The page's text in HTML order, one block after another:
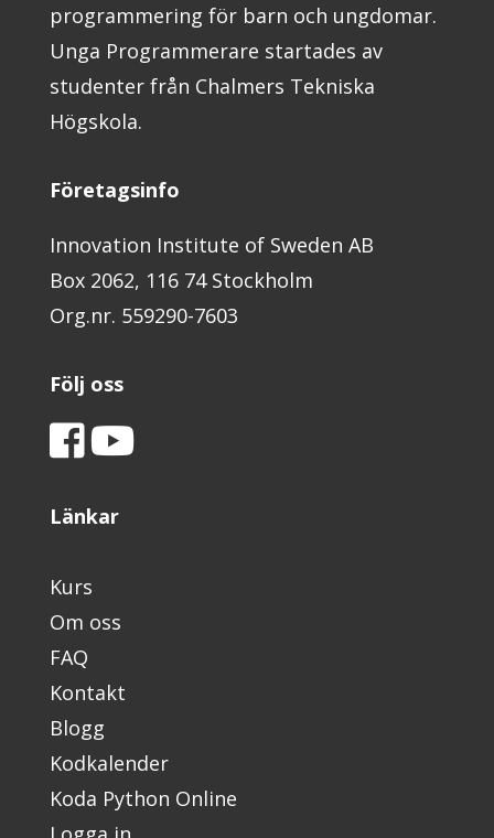
programmering för barn och ungdomar.
Unga Programmerare startades av
studenter från Chalmers Tekniska
Högskola.
Företagsinfo
Innovation Institute of Sweden AB
Box 2062, 116 74 Stockholm
Org.nr. 559290-7603
Följ oss
Länkar
Kurs
Om oss
FAQ
Kontakt
Blogg
Kodkalender
Koda Python Online